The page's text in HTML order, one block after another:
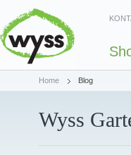
Home Blog
Wyss